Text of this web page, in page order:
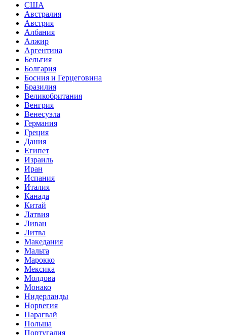
США
Австралия
Австрия
Албания
Алжир
Аргентина
Бельгия
Болгария
Босния и Герцеговина
Бразилия
Великобритания
Венгрия
Венесуэла
Германия
Греция
Дания
Египет
Израиль
Иран
Испания
Италия
Канада
Китай
Латвия
Ливан
Литва
Македания
Мальта
Марокко
Мексика
Молдова
Монако
Нидерланды
Норвегия
Парагвай
Польша
Португалия